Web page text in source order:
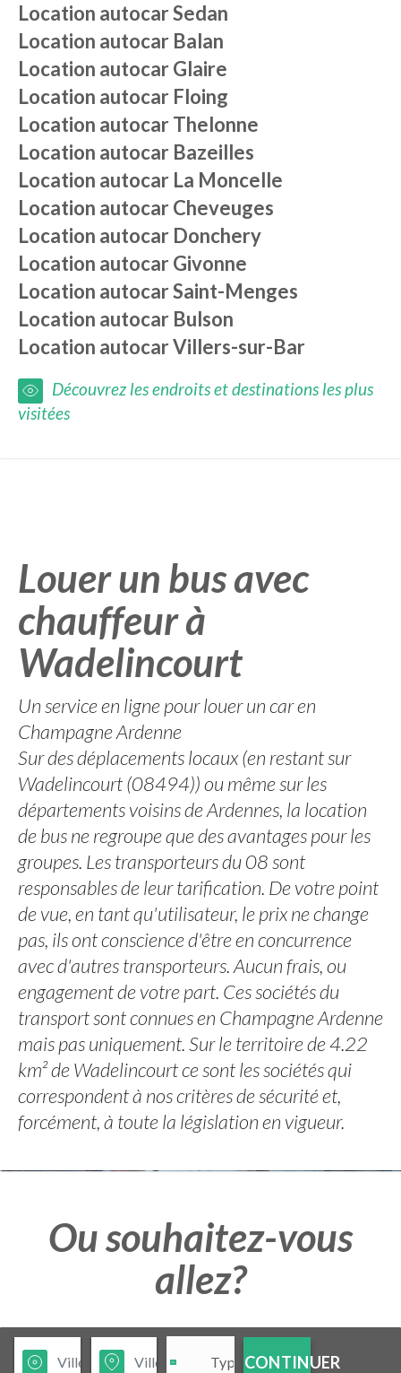
Location autocarSedan
Location autocar Balan
Location autocarGlaire
Location autocar Floing
Location autocarThelonne
Location autocar Bazeilles
Location autocar La Moncelle
Location autocarCheveuges
Location autocar Donchery
Location autocarGivonne
Location autocarSaint-Menges
Location autocar Bulson
Location autocarVillers-sur-Bar
Découvrez les endroits et destinations les plus
visitées
Louer un bus avec
chauffeur à
Wadelincourt
Un service en ligne pour louer un car en
Champagne Ardenne
Sur des déplacements locaux (en restant sur
Wadelincourt (08494)) ou même sur les
départements voisins de Ardennes, la location
de bus ne regroupe que des avantages pour les
groupes. Les transporteurs du 08 sont
responsables de leur tarification. De votre point
de vue, en tant qu'utilisateur, le prix ne change
pas, ils ont conscience d'être en concurrence
avec d'autres transporteurs. Aucun frais, ou
engagement de votre part. Ces sociétés du
transport sont connues en Champagne Ardenne
mais pas uniquement. Sur le territoire de 4.22
km² de Wadelincourt ce sont les sociétés qui
correspondent à nos critères de sécurité et,
forcément, à toute la législation en vigueur.
Ou souhaitez-vous
allez?
CONTINUER